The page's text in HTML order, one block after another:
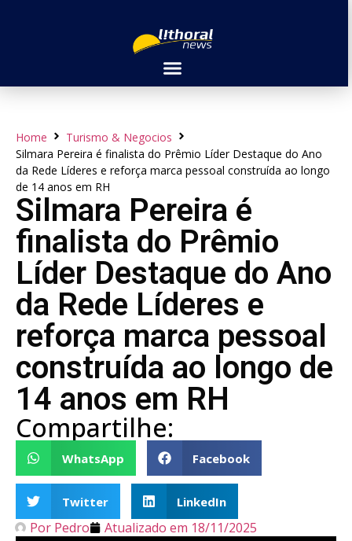
Home
Turismo & Negocios
Silmara Pereira é finalista do Prêmio Líder Destaque do Ano
da Rede Líderes e reforça marca pessoal construída ao longo
de 14 anos em RH
Silmara Pereira é
finalista do Prêmio
Líder Destaque do Ano
da Rede Líderes e
reforça marca pessoal
construída ao longo de
14 anos em RH
Compartilhe:
WhatsApp Facebook
Twitter LinkedIn
Por Pedro Atualizado em 18/11/2025